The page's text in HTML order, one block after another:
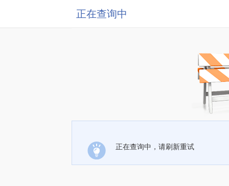
正在查询中
正在查询中，请刷新重试